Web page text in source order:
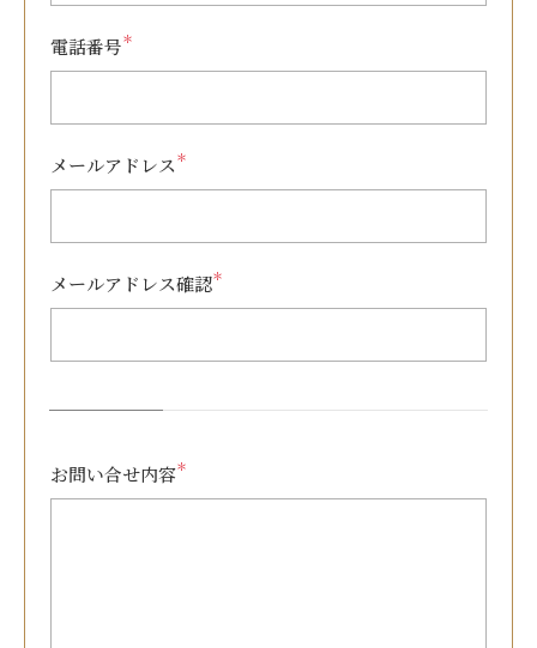
電話番号＊
メールアドレス ＊
メールアドレス確認＊
お問い合せ内容＊